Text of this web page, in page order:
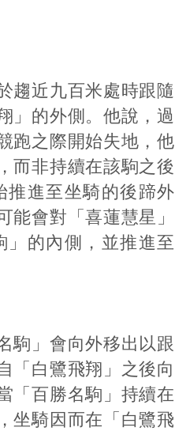
趨近九百米處時跟隨
」的外側。他說，過
跑之際開始失地，他
而非持續在該駒之後
推進至坐騎的後蹄外
能會對「喜蓮慧星」
的內側，並推進至
駒」會向外移出以跟
「白鷺飛翔」之後向
「百勝名駒」持續在
坐騎因而在「白鷺飛